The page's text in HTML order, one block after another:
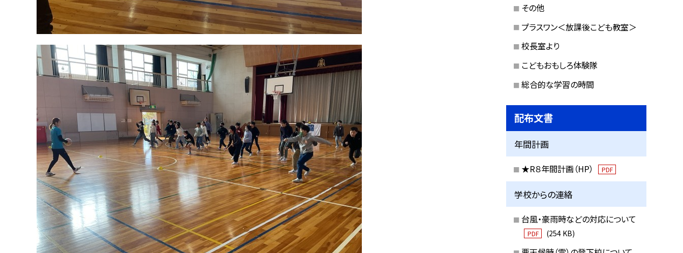
その他
プラスワン＜放課後こども教室＞
校長室より
こどもおもしろ体験隊
総合的な学習の時間
配布文書
年間計画
★R８年間計画（HP） PDF
学校からの連絡
台風・豪雨時などの対応について
PDF (254 KB)